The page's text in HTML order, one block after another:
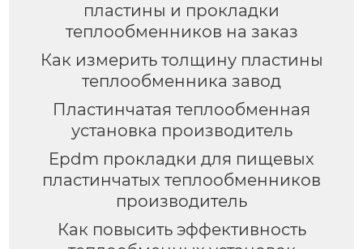
пластины и прокладки
теплообменников на заказ
Как измерить толщину пластины
теплообменника завод
Пластинчатая теплообменная
установка производитель
Epdm прокладки для пищевых
пластинчатых теплообменников
производитель
Как повысить эффективность